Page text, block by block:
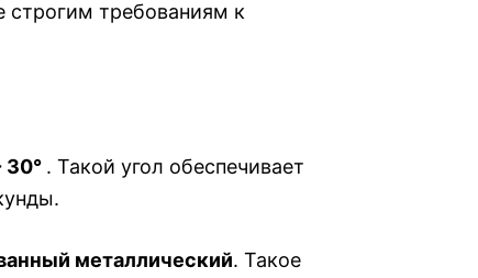
строгим требованиям к
30° . Такой угол обеспечивает
металлический. Такое